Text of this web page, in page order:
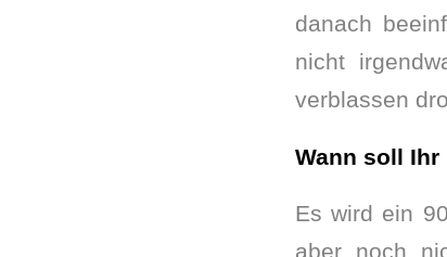
danach
nicht
verblassen
Wann soll
Es wird ein
aber noch